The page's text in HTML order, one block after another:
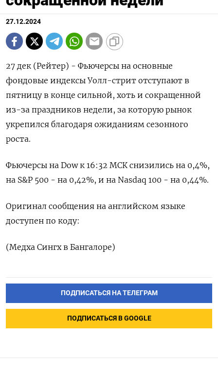
27.12.2024
27 дек (Рейтер) - Фьючерсы на основные
фондовые индексы Уолл-стрит отступают в
пятницу в конце сильной, хоть и сокращенной
из-за праздников недели, за которую рынок
укрепился благодаря ожиданиям сезонного
роста.
Фьючерсы на Dow к 16:32 МСК снизились на 0,4%,
на S&P 500 - на 0,42%, и на Nasdaq 100 - на 0,44%.
Оригинал сообщения на английском языке
доступен по коду:
(Медха Сингх в Бангалоре)
ПОДПИСАТЬСЯ НА ТЕЛЕГРАМ
ПОДПИСАТЬСЯ В GOOGLE